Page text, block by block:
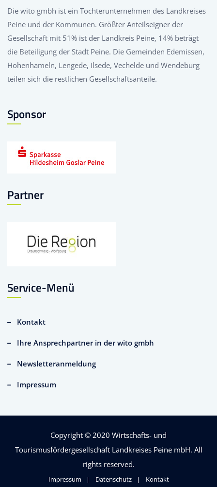
Die wito gmbh ist ein Tochterunternehmen des Landkreises
Peine und der Kommunen. Größter Anteilseigner der
Gesellschaft mit 51% ist der Landkreis Peine, 14% beträgt
die Beteiligung der Stadt Peine. Die Gemeinden Edemissen,
Hohenhameln, Lengede, Ilsede, Vechelde und Wendeburg
teilen sich die restlichen Gesellschaftsanteile.
Sponsor
Partner
Service-Menü
Kontakt
Ihre Ansprechpartner in der wito gmbh
Newsletteranmeldung
Impressum
Copyright © 2020 Wirtschafts- und
Tourismusfördergesellschaft Landkreises Peine mbH. All
rights reserved.
Impressum Datenschutz Kontakt